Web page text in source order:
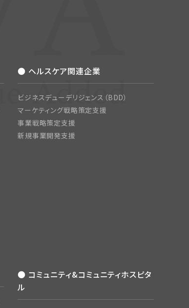
● ヘルスケア関連企業
ビジネスデューデリジェンス（BDD）
マーケティング戦略策定支援
事業戦略策定支援
新規事業開発支援
● コミュニティ&コミュニティホスピタ
ル